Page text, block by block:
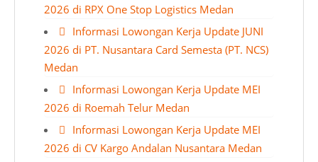
2026 di RPX One Stop Logistics Medan
Informasi Lowongan Kerja Update JUNI
2026 di PT. Nusantara Card Semesta (PT. NCS)
Medan
Informasi Lowongan Kerja Update MEI
2026 di Roemah Telur Medan
Informasi Lowongan Kerja Update MEI
2026 di CV Kargo Andalan Nusantara Medan